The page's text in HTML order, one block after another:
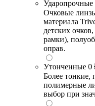
Ударопрочные
Очковые
материала
детских
рамки),
оправ.
Утонченные 0
Более тонкие,
полимерные
выбор при